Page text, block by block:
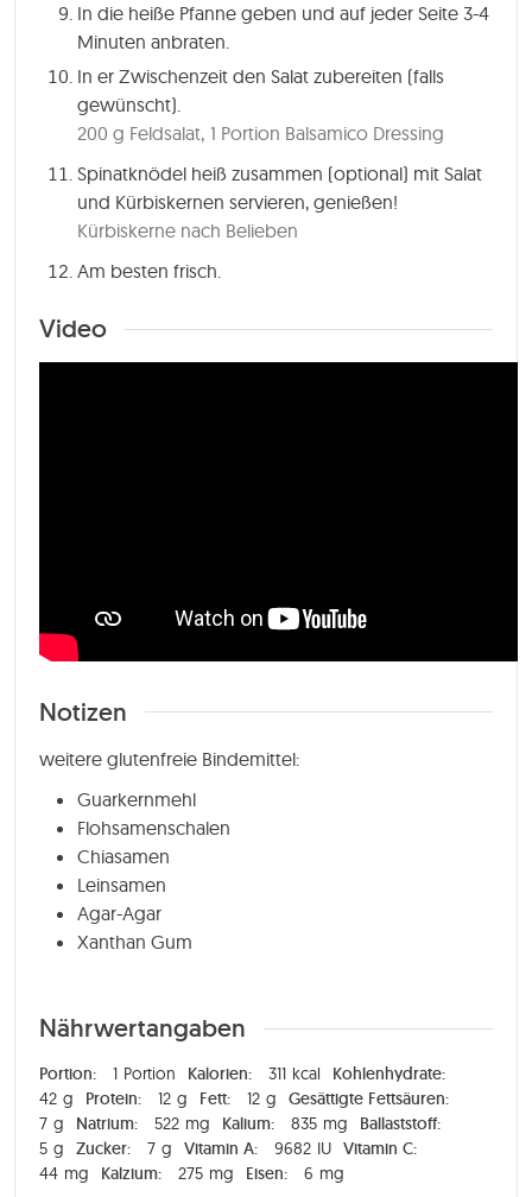
In die heiße Pfanne geben und auf jeder Seite 3-4
Minuten anbraten.
In er Zwischenzeit den Salat zubereiten (falls
gewünscht).
200 g Feldsalat, 1 Portion Balsamico Dressing
Spinatknödel heiß zusammen (optional) mit Salat
und Kürbiskernen servieren, genießen!
Kürbiskerne nach Belieben
Am besten frisch.
Video
Notizen
weitere glutenfreie Bindemittel:
Guarkernmehl
Flohsamenschalen
Chiasamen
Leinsamen
Agar-Agar
Xanthan Gum
Nährwertangaben
Portion: 1 Portion Kalorien: 311 kcal
Kohlenhydrate:
42 g Protein: 12 g Fett: 12 g
Gesättigte Fettsäuren:
7 g Natrium: 522 mg Kalium: 835 mg
Ballaststoff:
5 g Zucker: 7 g Vitamin A: 9682 IU Vitamin C:
44 mg Kalzium: 275 mg Eisen: 6 mg